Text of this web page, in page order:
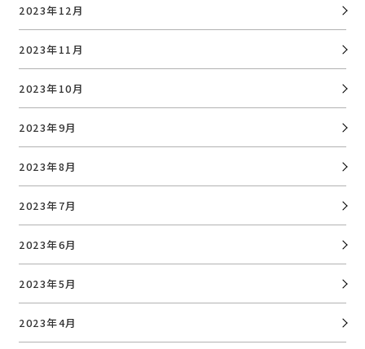
2023年12月
2023年11月
2023年10月
2023年9月
2023年8月
2023年7月
2023年6月
2023年5月
2023年4月